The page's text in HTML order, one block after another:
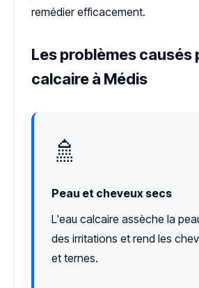
remédier efficacement.
Les problèmes causés
calcaire à Médis
🚿
Peau et cheveux secs
L'eau calcaire assèche la
des irritations et rend les
et ternes.